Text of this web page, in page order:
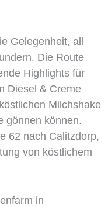
Gelegenheit, all
Die Route
Highlights für
Diesel & Creme
Milchshake
gönnen können.
62 nach Calitzdorp,
von köstlichem
in